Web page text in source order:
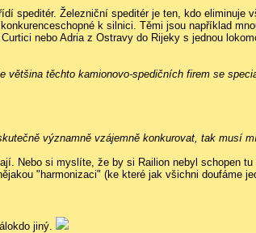
speditér. Železniční speditér je ten, kdo eliminuje
k silnici. Těmi jsou například
nebo Adria z Ostravy do Rijeky s jednou
těchto kamionovo-spedičních firem se
významně vzájemně konkurovat, tak musí
Nebo si myslíte, že by si Railion nebyl schopen
"harmonizaci" (ke které jak všichni doufáme
jiný.